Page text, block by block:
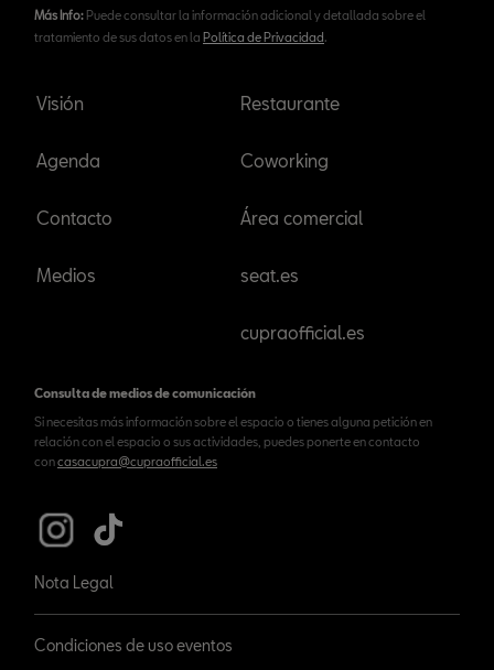
Más Info: Puede consultar la información adicional y detallada sobre el
tratamiento de sus datos en la Política de Privacidad.
Visión
Agenda
Contacto
Medios
Restaurante
Coworking
Área comercial
seat.es
cupraofficial.es
Consulta de medios de comunicación
Si necesitas más información sobre el espacio o tienes alguna petición en
relación con el espacio o sus actividades, puedes ponerte en contacto
concasacupra@cupraofficial.es
Nota Legal
Condiciones de uso eventos